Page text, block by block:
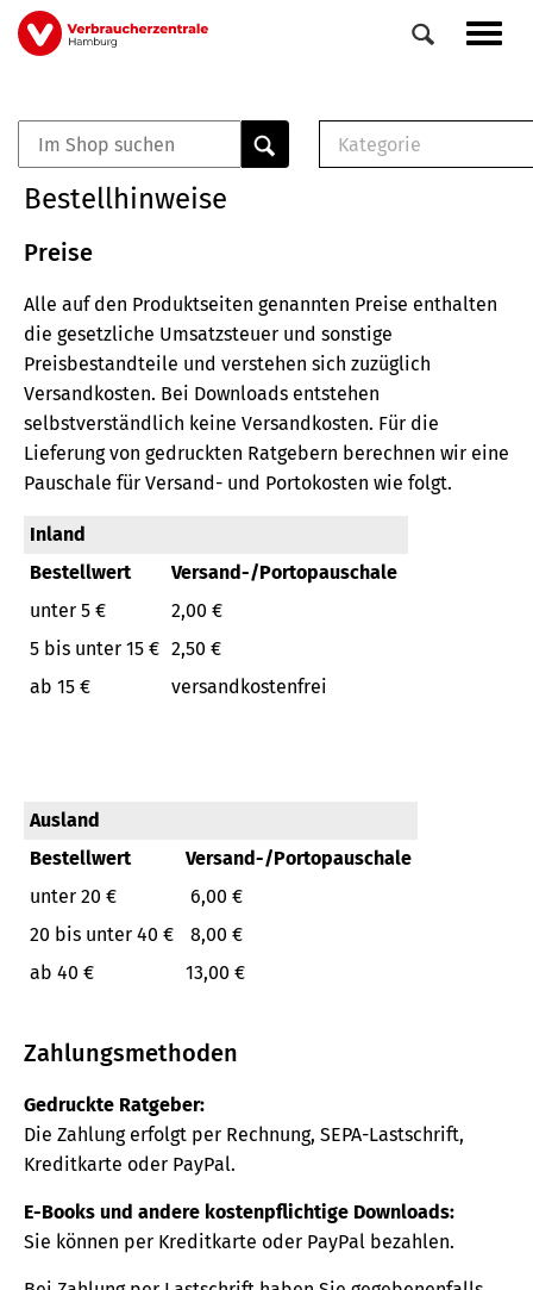
Direkt
zum
Veranstaltungen
0
Elemente
Kategorie
Broschüre
Buch
Bestellhinweise
Preise
Alle auf den Produktseiten genannten Preise enthalten
die gesetzliche Umsatzsteuer und sonstige
Preisbestandteile und verstehen sich zuzüglich
Versandkosten. Bei Downloads entstehen
selbstverständlich keine Versandkosten. Für die
Lieferung von gedruckten Ratgebern berechnen wir eine
Pauschale für Versand- und Portokosten wie folgt.
Inland
Bestellwert
Versand-/Portopauschale
unter 5 €
2,00 €
5 bis unter 15 € 2,50 €
ab 15 €
versandkostenfrei
Ausland
Bestellwert
Versand-/Portopauschale
unter 20 €
6,00 €
20 bis unter 40 €
8,00 €
ab 40 €
13,00 €
Zahlungsmethoden
Gedruckte Ratgeber:
Die Zahlung erfolgt per Rechnung, SEPA-Lastschrift,
Kreditkarte oder PayPal.
E-Books und andere kostenpflichtige Downloads:
Sie können per Kreditkarte oder PayPal bezahlen.